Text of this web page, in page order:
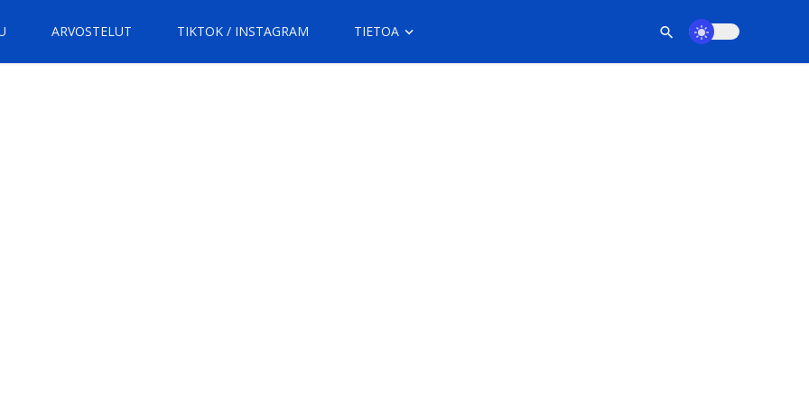
ARVOSTELUT TIKTOK / INSTAGRAM TIETOA